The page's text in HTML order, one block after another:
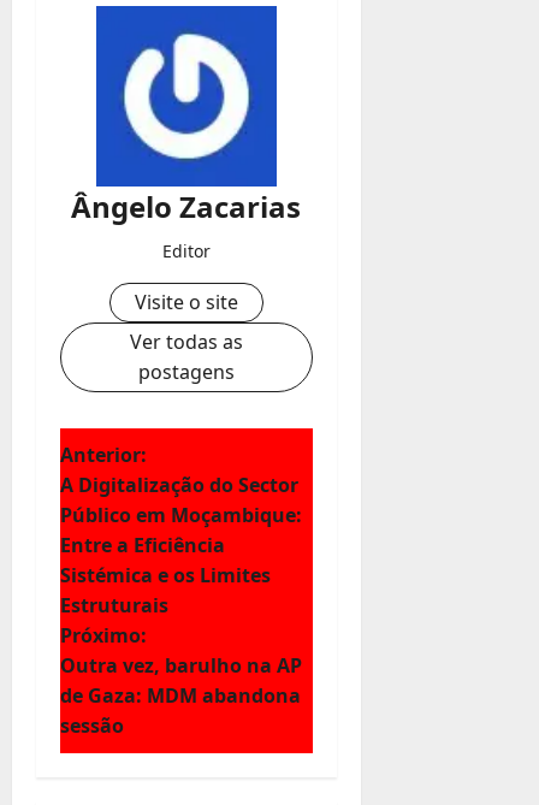
Ângelo Zacarias
Editor
Visite o site
Ver todas as
postagens
N
a
v
e
g
a
ç
Anterior:
A Digitalização do Sector
Público em Moçambique:
Entre a Eficiência
Sistémica e os Limites
Estruturais
Próximo:
Outra vez, barulho na AP
de Gaza: MDM abandona
sessão